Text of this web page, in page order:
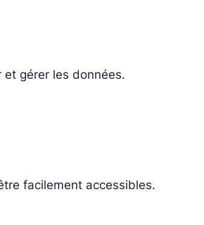
et gérer les données.
facilement accessibles.